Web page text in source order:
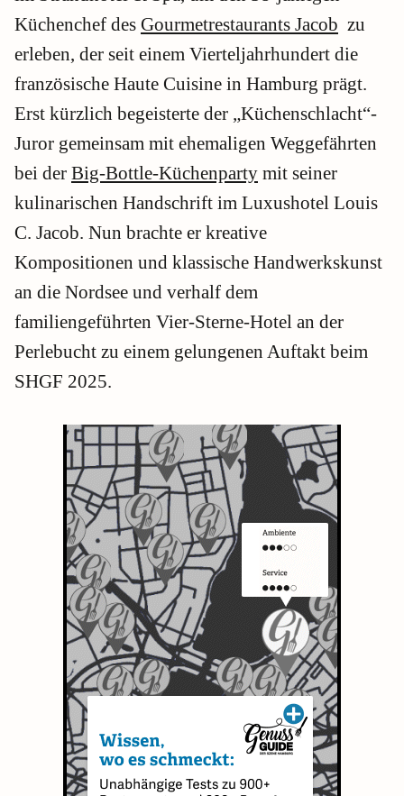
Küchenchef des Gourmetrestaurants Jacob zu
erleben, der seit einem Vierteljahrhundert die
französische Haute Cuisine in Hamburg prägt.
Erst kürzlich begeisterte der „Küchenschlacht“-
Juror gemeinsam mit ehemaligen Weggefährten
bei der Big-Bottle-Küchenparty mit seiner
kulinarischen Handschrift im Luxushotel Louis
C. Jacob. Nun brachte er kreative
Kompositionen und klassische Handwerkskunst
an die Nordsee und verhalf dem
familiengeführten Vier-Sterne-Hotel an der
Perlebucht zu einem gelungenen Auftakt beim
SHGF 2025.